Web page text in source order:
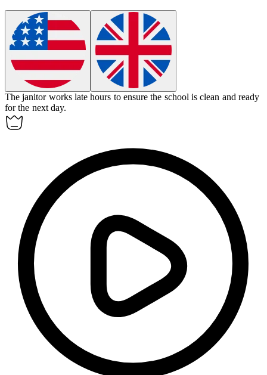
Thejanitor works late hours to ensure the school is clean and ready
for the next day.